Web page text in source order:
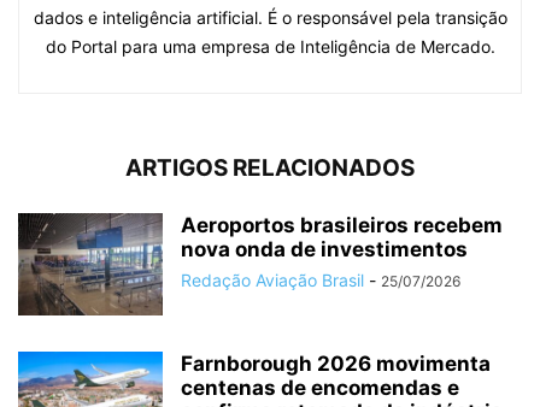
dados e inteligência artificial. É o responsável pela transição
do Portal para uma empresa de Inteligência de Mercado.
ARTIGOS RELACIONADOS
Aeroportos brasileiros recebem
nova onda de investimentos
Redação Aviação Brasil - 25/07/2026
Farnborough 2026 movimenta
centenas de encomendas e